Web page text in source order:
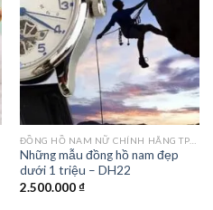
Những mẫu đồng hồ nam đẹp
dưới 1 triệu – DH22
2.500.000₫